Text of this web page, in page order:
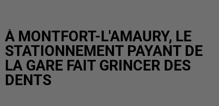
À MONTFORT-L'AMAURY, LE
STATIONNEMENT PAYANT DE
LA GARE FAIT GRINCER DES
DENTS